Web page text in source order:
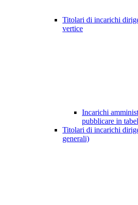
Titolari di incarichi
vertice
Incarichi
pubblicare in
Titolari di incarichi
generali)